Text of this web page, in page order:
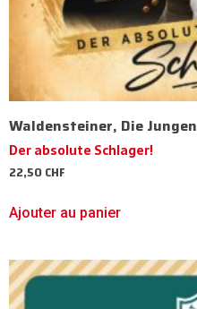
Waldensteiner, Die Jungen
Der absolute Schlager!
22,50CHF
Ajouter au panier